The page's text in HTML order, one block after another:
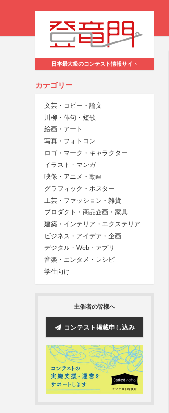
日本最大級のコンテスト情報サイト
カテゴリー
文芸・コピー・論文
川柳・俳句・短歌
絵画・アート
写真・フォトコン
ロゴ・マーク・キャラクター
イラスト・マンガ
映像・アニメ・動画
グラフィック・ポスター
工芸・ファッション・雑貨
プロダクト・商品企画・家具
建築・インテリア・エクステリア
ビジネス・アイデア・企画
デジタル・Web・アプリ
音楽・エンタメ・レシピ
学生向け
主催者の皆様へ
コンテスト掲載申し込み